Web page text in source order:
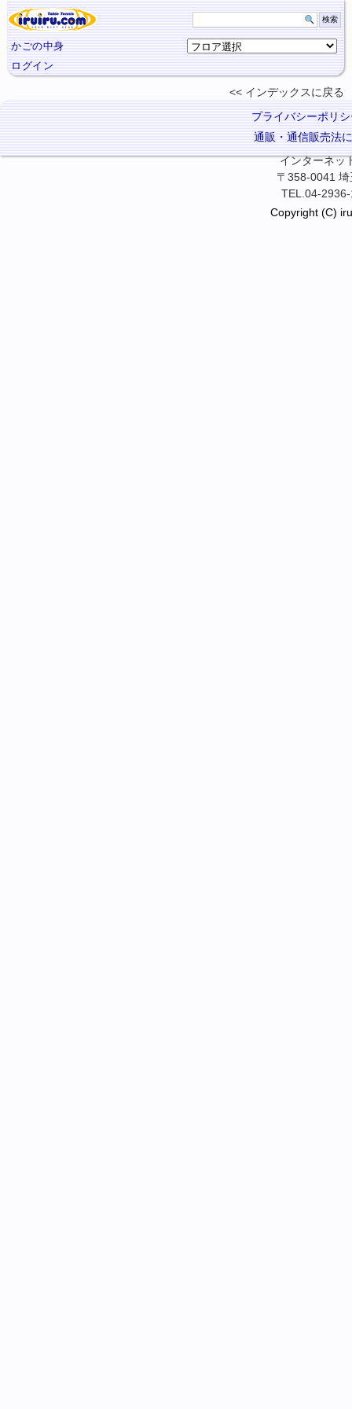
かごの中身
ログイン
インデックスに 戻る
プライバシーポリ
通販・通信販売法
インターネッ
〒358-0041
TEL.04-
Copyright (C)